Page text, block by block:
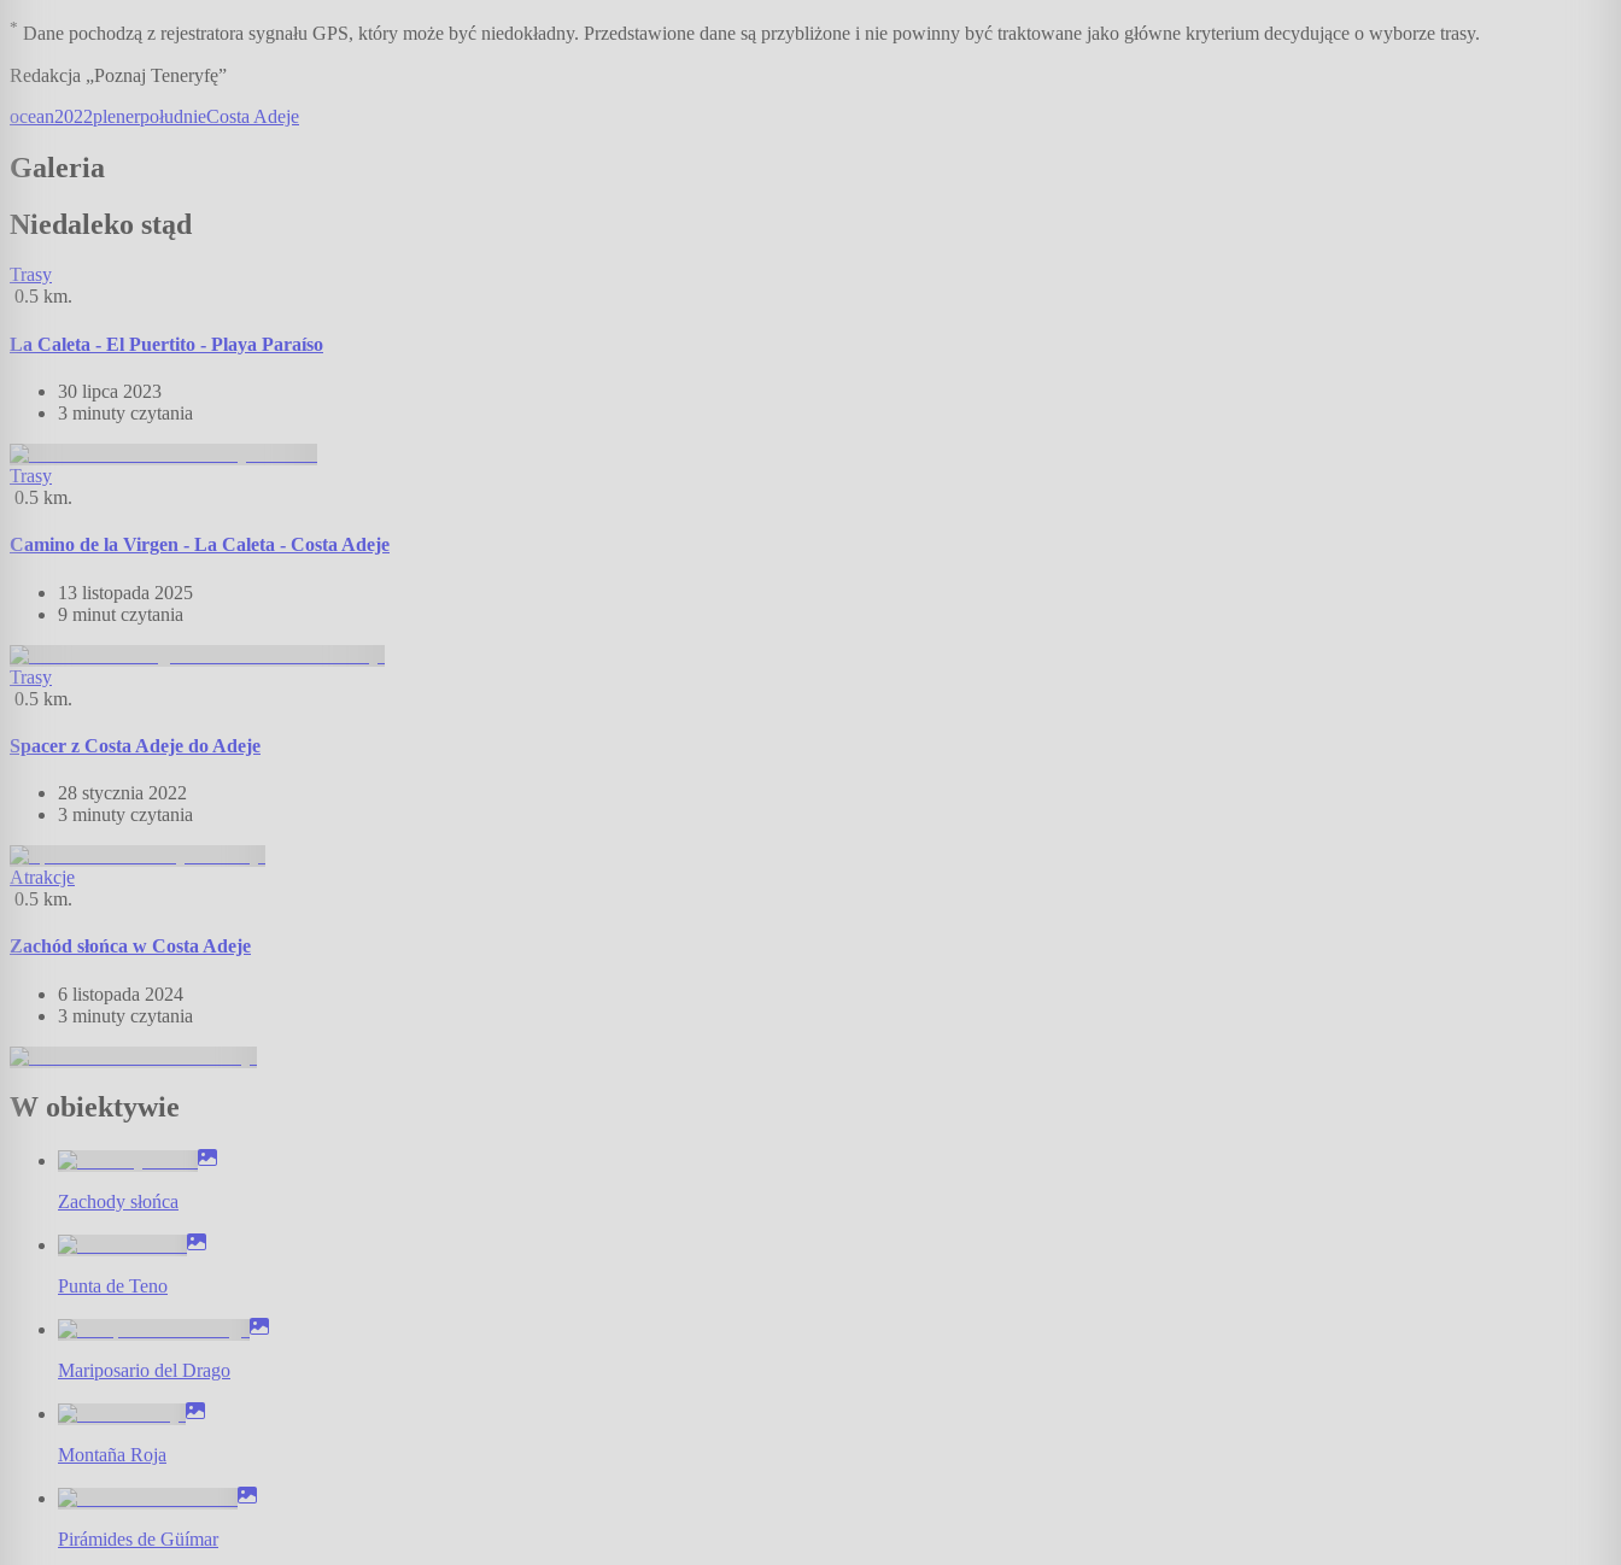
* Dane pochodzą z rejestratora sygnału GPS, który może być niedokładny. Przedstawione dane są przybliżone i nie powinny być traktowane jako główne kryterium decydujące o wyborze trasy.
Redakcja „Poznaj Teneryfę”
ocean2022plenerpołudnieCosta Adeje
Galeria
Niedaleko stąd
Trasy
0.5 km.
La Caleta - El Puertito - Playa Paraíso
30 lipca 2023
3 minuty czytania
Trasy
0.5 km.
Camino de la Virgen - La Caleta - Costa Adeje
13 listopada 2025
9 minut czytania
Trasy
0.5 km.
Spacer z Costa Adeje do Adeje
28 stycznia 2022
3 minuty czytania
Atrakcje
0.5 km.
Zachód słońca w Costa Adeje
6 listopada 2024
3 minuty czytania
W obiektywie
Zachody słońca
Punta de Teno
Mariposario del Drago
Montaña Roja
Pirámides de Güímar